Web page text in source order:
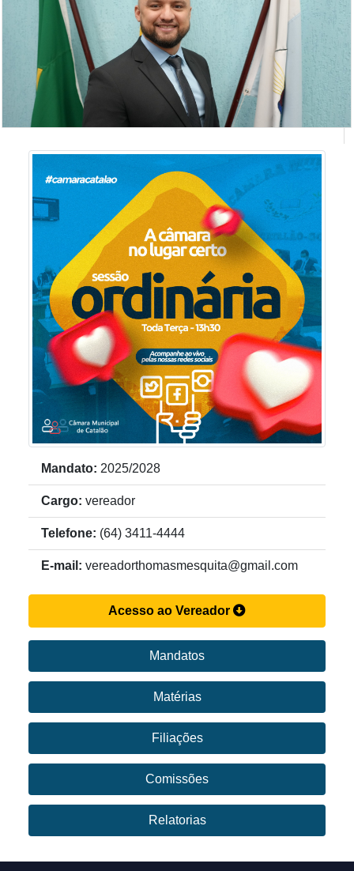
SILVIA APARECIDA ROSA
vereadora
THOMAS MARQUES DE MESQUITA
Mandato: 2025/2028
Cargo: vereador
Telefone: (64) 3411-4444
E-mail: vereadorthomasmesquita@gmail.com
Acesso ao Vereador
Mandatos
Matérias
Filiações
Comissões
Relatorias